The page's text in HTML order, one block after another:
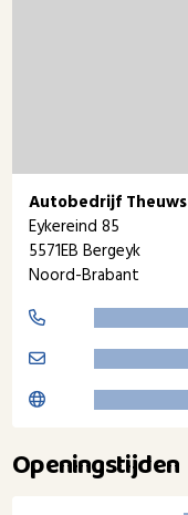
Autobedrijf Theuws
Eykereind 85
5571EB Bergeyk
Noord-Brabant
Openingstijden